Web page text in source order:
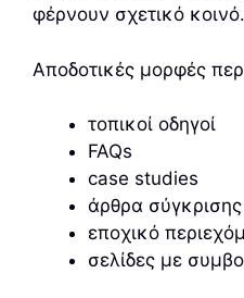
φέρνουν σχετικό κοινό.
Αποδοτικές μορφές
τοπικοί οδηγοί
FAQs
case studies
άρθρα
εποχικό
σελίδες με